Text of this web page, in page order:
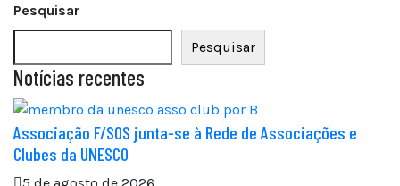
Pesquisar
Pesquisar
Notícias recentes
Associação F/SOS junta-se à Rede de Associações e
Clubes da UNESCO